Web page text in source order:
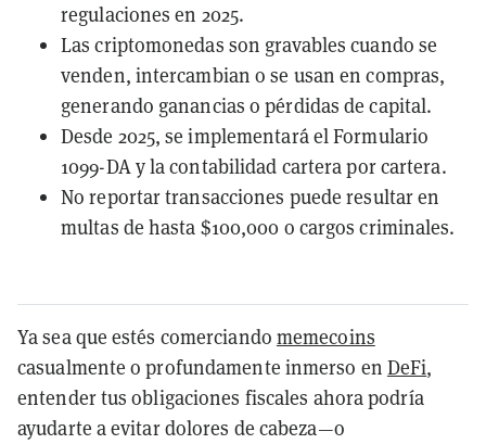
regulaciones en 2025.
Las criptomonedas son gravables cuando se
venden, intercambian o se usan en compras,
generando ganancias o pérdidas de capital.
Desde 2025, se implementará el Formulario
1099-DA y la contabilidad cartera por cartera.
No reportar transacciones puede resultar en
multas de hasta $100,000 o cargos criminales.
Ya sea que estés comerciando memecoins
casualmente o profundamente inmerso en DeFi,
entender tus obligaciones fiscales ahora podría
ayudarte a evitar dolores de cabeza—o